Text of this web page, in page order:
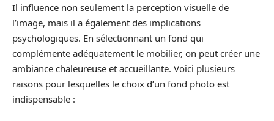
Il influence non seulement la perception visuelle de
l’image, mais il a également des implications
psychologiques. En sélectionnant un fond qui
complémente adéquatement le mobilier, on peut créer une
ambiance chaleureuse et accueillante. Voici plusieurs
raisons pour lesquelles le choix d’un fond photo est
indispensable :